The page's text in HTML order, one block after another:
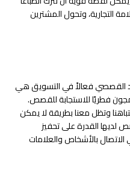
التجارية، وتحول المشترين
القصصي فعالاً في التسويق هي
فطريًا للاستجابة للقصص.
وتظل معنا بطريقة لا يمكن
لديها القدرة على تحفيز
الاتصال بالأشخاص والعلامات